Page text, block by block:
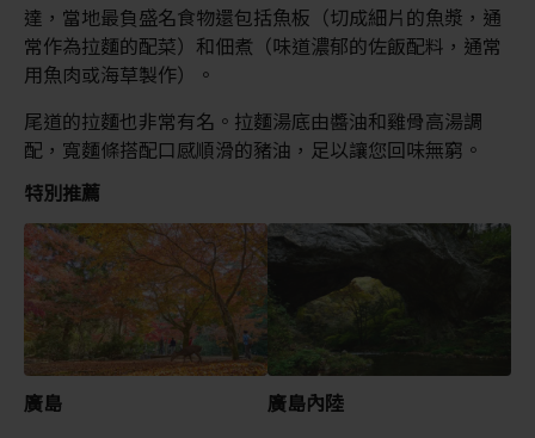
達，當地最負盛名食物還包括魚板（切成細片的魚漿，通
常作為拉麵的配菜）和佃煮（味道濃郁的佐飯配料，通常
用魚肉或海草製作）。
尾道的拉麵也非常有名。拉麵湯底由醬油和雞骨高湯調
配，寬麵條搭配口感順滑的豬油，足以讓您回味無窮。
特別推薦
廣島 廣島內陸